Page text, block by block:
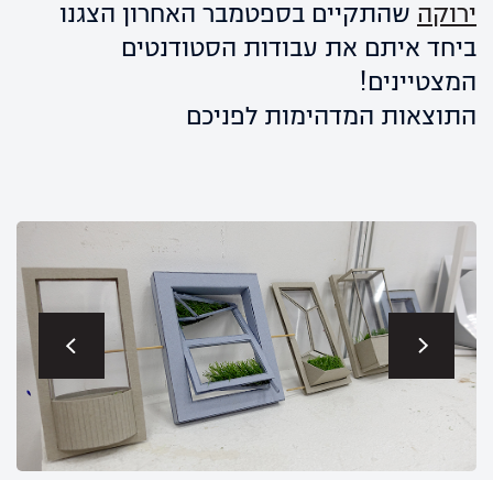
ירוקה שהתקיים בספטמבר האחרון הצגנו
ביחד איתם את עבודות הסטודנטים
המצטיינים!
התוצאות המדהימות לפניכם